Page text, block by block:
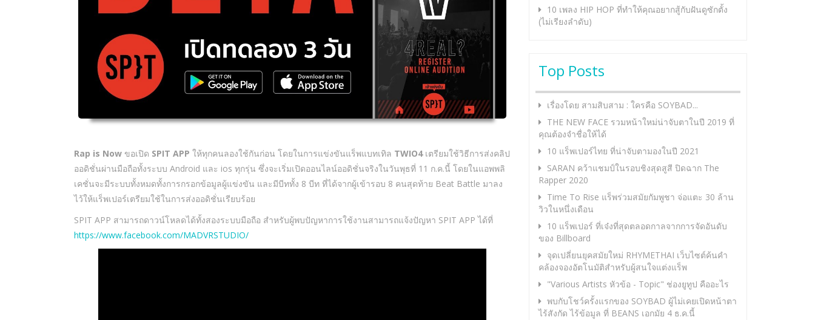
Rap is Now ขอเปิด SPIT APP ให้ทุกคนลองใช้กันก่อน โดยในการแข่งขันแร็พแบทเทิล TWIO4เตรียมใช้วิธีการส่งคลิป
ออดิชั่นผ่านมือถือทั้งระบบ Android และ ios ทุกรุ่น ซึ่งจะเริ่มเปิดออนไลน์ออดิชั่นจริงในวันพุธที่ 11 ก.ค.นี้ โดยในแอพพลิ
เคชั่นจะมีระบบทั้งหมดทั้งการกรอกข้อมูลผู้แข่งขัน และมีบีททั้ง 8 บีท ที่ได้จากผู้เข้ารอบ 8 คนสุดท้าย Beat Battle มาลง
ไว้ให้แร็พเปอร์เตรียมใช้ในการส่งออดิชั่นเรียบร้อย
SPIT APP สามารถดาวน์โหลดได้ทั้งสองระบบมือถือ สำหรับผู้พบปัญหาการใช้งานสามารถแจ้งปัญหา SPIT APP ได้ที่
https://www.facebook.com/MADVRSTUDIO/
10 เพลง HIP HOP ที่ทำให้คุณอยากสู้กับฝันดูซักตั้ง
(ไม่เรียงลำดับ)
Top Posts
เรื่องโดย สามสิบสาม : ใครคือ SOYBAD...
THE NEW FACE รวมหน้าใหม่น่าจับตาในปี 2019 ที่
คุณต้องจำชื่อให้ได้
10 แร็พเปอร์ไทย ที่น่าจับตามองในปี 2021
SARAN คว้าแชมป์ในรอบชิงสุดสูสี ปิดฉาก The
Rapper 2020
Time To Rise แร็พร่วมสมัยกัมพูชา จ่อแตะ 30 ล้าน
วิวในหนึ่งเดือน
10 แร็พเปอร์ ที่เจ๋งที่สุดตลอดกาลจากการจัดอันดับ
ของ Billboard
จุดเปลี่ยนยุคสมัยใหม่ RHYMETHAI เว็บไซต์ค้นคำ
คล้องจองอัตโนมัติสำหรับผู้สนใจแต่งแร็พ
"Various Artists หัวข้อ - Topic" ช่องยูทูป คืออะไร
พบกับโชว์ครั้งแรกของ SOYBAD ผู้ไม่เคยเปิดหน้าตา
ไร้สังกัด ไร้ข้อมูล ที่ BEANS เอกมัย 4 ธ.ค.นี้